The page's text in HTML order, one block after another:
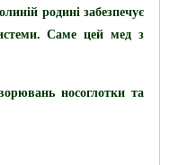
родині забезпечує
Саме цей мед з
носоглотки та